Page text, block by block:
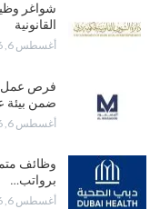
شواغر
القانونية
أغسطس 6, 2026
فرص عمل
ضمن بيئة
أغسطس 6, 2026
وظائف
برواتب…
أغسطس 6, 2026